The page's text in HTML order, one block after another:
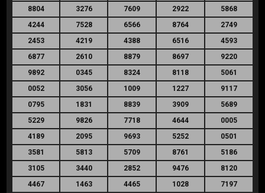
8804
3276 7609 2922
5868
4244
7528 6566 8764
2749
2453
4219 4388 6516
4593
6877
2610 8879 8697
9220
9892
0345 8324 8118
5061
0052
3056 1009 1227
9117
0795
1831 8839 3909
5689
5229
9826 7718 4644
0005
4189
2095 9693 5252
0501
3581
5813 5709 8761
5186
3105
3440 2852 9476
8120
4467
1463 4465 1028
7197